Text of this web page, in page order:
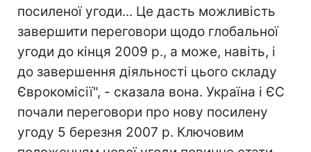
посиленої угоди... Це дасть можливість
завершити переговори щодо глобальної
угоди до кінця 2009 р., а може, навіть, і
до завершення діяльності цього складу
Єврокомісії", - сказала вона. Україна і ЄС
почали переговори про нову посилену
угоду 5 березня 2007 р. Ключовим